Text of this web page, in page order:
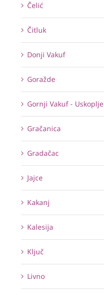
Čelić
Čitluk
Donji Vakuf
Goražde
Gornji Vakuf - Uskoplje
Gračanica
Gradačac
Jajce
Kakanj
Kalesija
Ključ
Livno